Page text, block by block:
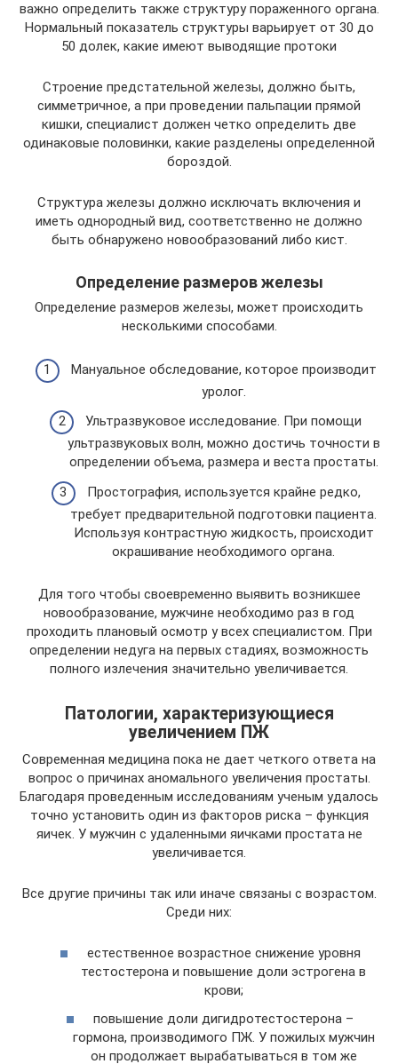
важно определить также структуру пораженного органа.
Нормальный показатель структуры варьирует от 30 до
50 долек, какие имеют выводящие протоки
Строение предстательной железы, должно быть,
симметричное, а при проведении пальпации прямой
кишки, специалист должен четко определить две
одинаковые половинки, какие разделены определенной
бороздой.
Структура железы должно исключать включения и
иметь однородный вид, соответственно не должно
быть обнаружено новообразований либо кист.
Определение размеров железы
Определение размеров железы, может происходить
несколькими способами.
Мануальное обследование, которое производит
уролог.
Ультразвуковое исследование. При помощи
ультразвуковых волн, можно достичь точности в
определении объема, размера и веста простаты.
Простография, используется крайне редко,
требует предварительной подготовки пациента.
Используя контрастную жидкость, происходит
окрашивание необходимого органа.
Для того чтобы своевременно выявить возникшее
новообразование, мужчине необходимо раз в год
проходить плановый осмотр у всех специалистом. При
определении недуга на первых стадиях, возможность
полного излечения значительно увеличивается.
Патологии, характеризующиеся
увеличением ПЖ
Современная медицина пока не дает четкого ответа на
вопрос о причинах аномального увеличения простаты.
Благодаря проведенным исследованиям ученым удалось
точно установить один из факторов риска – функция
яичек. У мужчин с удаленными яичками простата не
увеличивается.
Все другие причины так или иначе связаны с возрастом.
Среди них:
естественное возрастное снижение уровня
тестостерона и повышение доли эстрогена в
крови;
повышение доли дигидротестостерона –
гормона, производимого ПЖ. У пожилых мужчин
он продолжает вырабатываться в том же